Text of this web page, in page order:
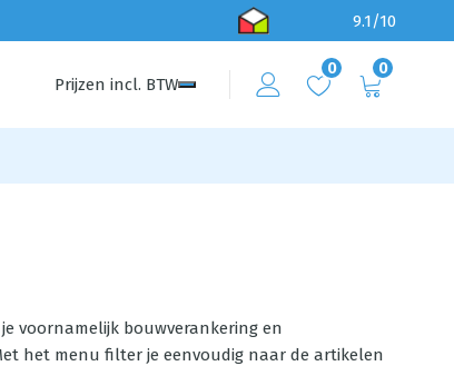
9.1/10
Prijzen incl. BTW
0 0
voornamelijk bouwverankering en
het menu filter je eenvoudig naar de artikelen